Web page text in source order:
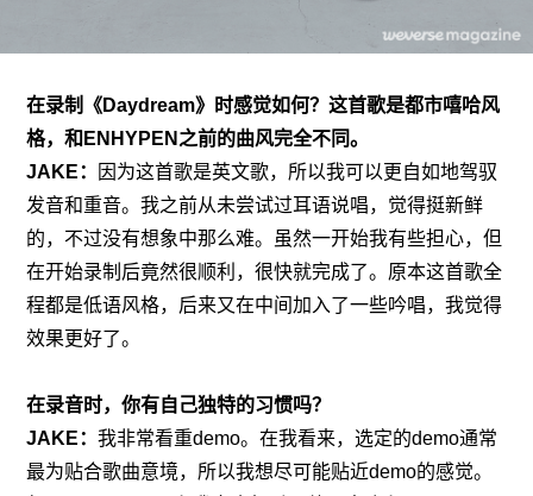
在录制《Daydream》时感觉如何？这首歌是都市嘻哈风
格，和ENHYPEN之前的曲风完全不同。
JAKE：
因为这首歌是英文歌，所以我可以更自如地驾驭
发音和重音。我之前从未尝试过耳语说唱，觉得挺新鲜
的，不过没有想象中那么难。虽然一开始我有些担心，但
在开始录制后竟然很顺利，很快就完成了。原本这首歌全
程都是低语风格，后来又在中间加入了一些吟唱，我觉得
效果更好了。
在录音时，你有自己独特的习惯吗？
JAKE：我非常看重demo。在我看来，选定的demo通常
最为贴合歌曲意境，所以我想尽可能贴近demo的感觉。